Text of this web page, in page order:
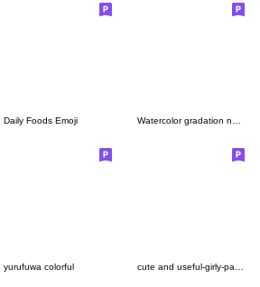
Daily Foods Emoji Watercolor gradation neon emoji
yurufuwa colorful